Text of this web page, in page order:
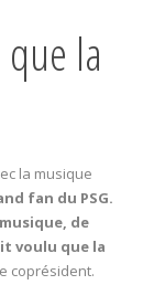
la
la musique
fan du PSG.
de
voulu que la
coprésident.